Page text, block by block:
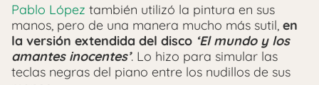
Pablo López también utilizó la pintura en sus
manos, pero de una manera mucho más sutil, en
la versión extendida del disco ‘El mundo y los
amantes inocentes’. Lo hizo para simular las
teclas negras del piano entre los nudillos de sus